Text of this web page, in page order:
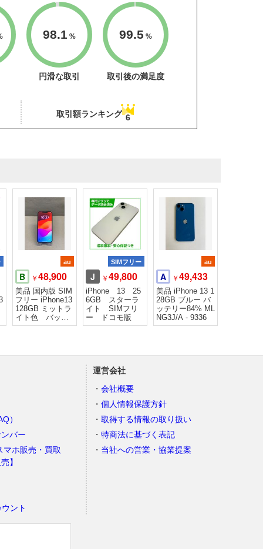
98.1 %
円滑な取引
99.5 %
取引後の満足度
取引額ランキング 6
au
B ￥48,900
美品 国内版 SIM
フリー iPhone13
128GB ミットラ
イト色 バッテ
リー91％
SIMフリー
J ￥49,800
iPhone 13 25
6GB スターラ
イト SIMフリ
ー ドコモ版
au
A ￥49,433
美品 iPhone 13 1
28GB ブルー バ
ッテリー84% ML
NG3J/A - 9336
）
バー
マホ販売・買取
】
ント
運営会社
会社概要
個人情報保護方針
取得する情報の取り扱い
特商法に基づく表記
当社への営業・協業提案